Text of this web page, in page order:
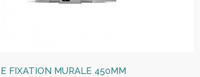
FIXATION MURALE 450MM